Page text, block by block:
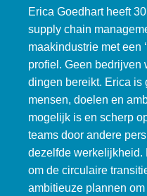
Erica Goedhart heeft
supply chain
maakindustrie met een
profiel. Geen bedrijven
dingen bereikt. Erica is
mensen, doelen en
mogelijk is en scherp
teams door andere
dezelfde werkelijkheid.
om de circulaire
ambitieuze plannen om